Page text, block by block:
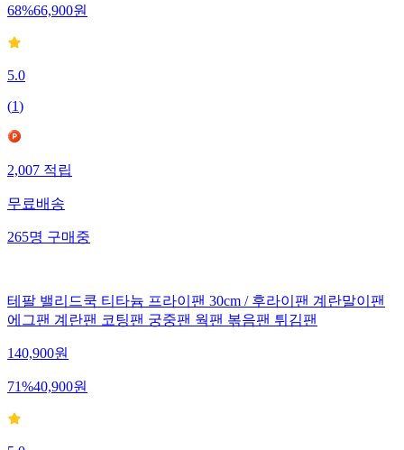
68%66,900원
5.0
(1)
2,007적립
무료배송
265명구매중
테팔 밸리드쿡 티타늄 프라이팬 30cm / 후라이팬 계란말이팬
에그팬 계란팬 코팅팬 궁중팬 웍팬 볶음팬 튀김팬
140,900원
71%40,900원